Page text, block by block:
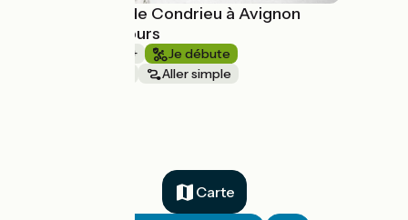
La ViaRhôna de Condrieu à Avignon
avec Safrantours
1 semaine et +
Je débute
Aller simple
Carte